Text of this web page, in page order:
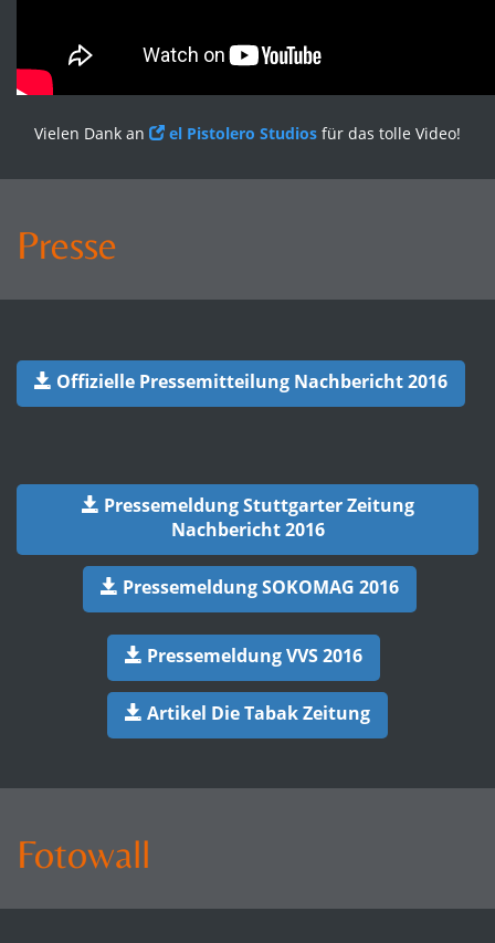
Vielen Dank an el Pistolero Studios für das tolle Video!
Presse
Offizielle Pressemitteilung Nachbericht 2016
Pressemeldung Stuttgarter Zeitung
Nachbericht 2016
Pressemeldung SOKOMAG 2016
Pressemeldung VVS 2016
Artikel Die Tabak Zeitung
Fotowall